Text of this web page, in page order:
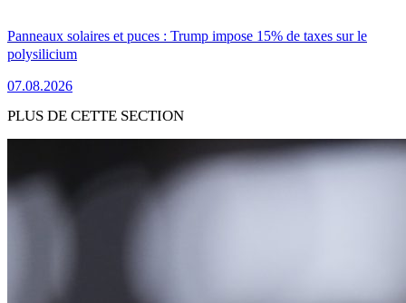
Panneaux solaires et puces : Trump impose 15% de taxes sur le
polysilicium
07.08.2026
PLUS DE CETTE SECTION